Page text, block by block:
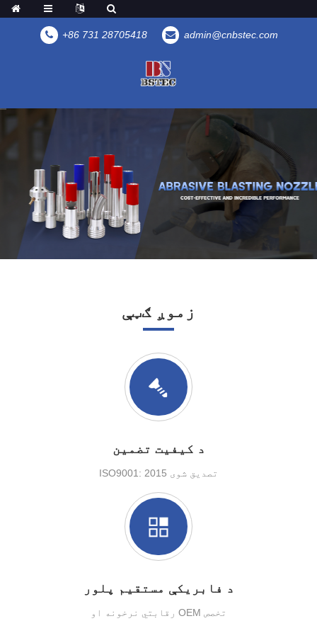
+86 731 28705418 admin@cnbstec.com
زموږ ګټې
د کیفیت تضمین
ISO9001: 2015 تصدیق شوی
د فابریکې مستقیم پلور
رقابتي نرخونه او OEM تخصص